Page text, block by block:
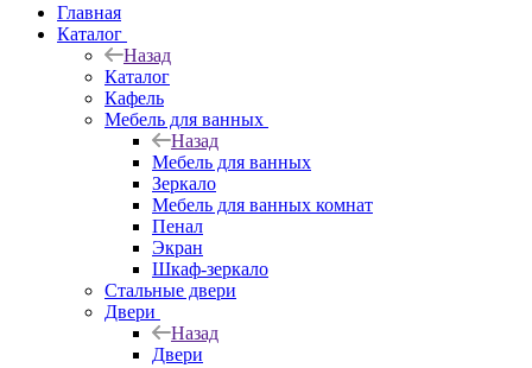
Главная
Каталог
Назад
Каталог
Кафель
Мебель для ванных
Назад
Мебель для ванных
Зеркало
Мебель для ванных комнат
Пенал
Экран
Шкаф-зеркало
Стальные двери
Двери
Назад
Двери